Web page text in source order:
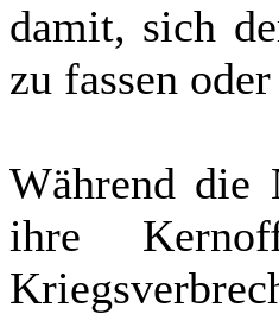
damit, sich
zu fassen
Während die
ihre